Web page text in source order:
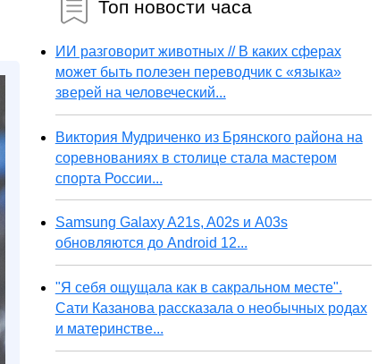
Топ новости часа
ИИ разговорит животных // В каких сферах
может быть полезен переводчик с «языка»
зверей на человеческий...
Виктория Мудриченко из Брянского района на
соревнованиях в столице стала мастером
спорта России...
Samsung Galaxy A21s, A02s и A03s
обновляются до Android 12...
"Я себя ощущала как в сакральном месте".
Сати Казанова рассказала о необычных родах
и материнстве...